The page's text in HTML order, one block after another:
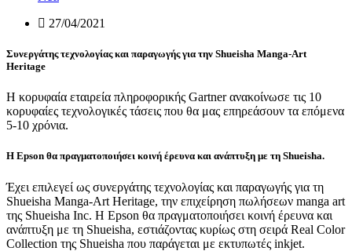
27/04/2021
Συνεργάτης τεχνολογίας και παραγωγής για την Shueisha Manga-Art
Heritage
Η κορυφαία εταιρεία πληροφορικής Gartner ανακοίνωσε τις 10
κορυφαίες τεχνολογικές τάσεις που θα μας επηρεάσουν τα επόμενα
5-10 χρόνια.
Η Epson θα πραγματοποιήσει κοινή έρευνα και ανάπτυξη με τη Shueisha.
Έχει επιλεγεί ως συνεργάτης τεχνολογίας και παραγωγής για τη
Shueisha Manga-Art Heritage, την επιχείρηση πωλήσεων manga art
της Shueisha Inc. Η Epson θα πραγματοποιήσει κοινή έρευνα και
ανάπτυξη με τη Shueisha, εστιάζοντας κυρίως στη σειρά Real Color
Collection της Shueisha που παράγεται με εκτυπωτές inkjet.